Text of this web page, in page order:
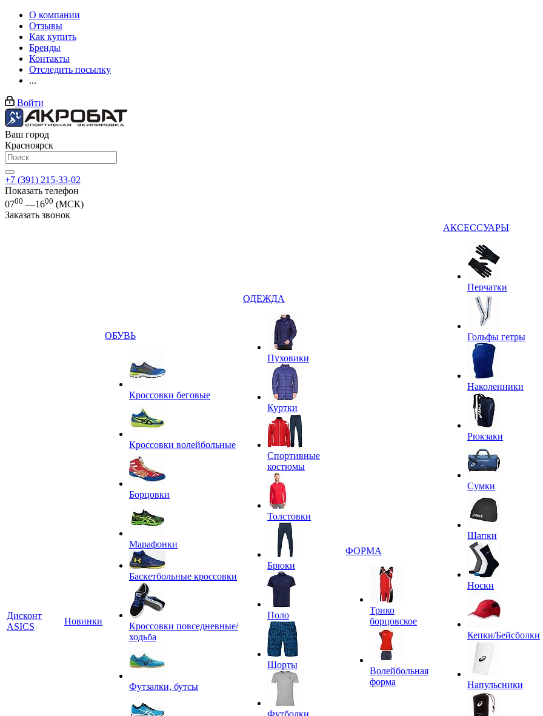
О компании
Отзывы
Как купить
Бренды
Контакты
Отследить посылку
...
Войти
Ваш город
Красноярск
+7 (391) 215-33-02
Показать телефон
0700 —1600 (МСК)
Заказать звонок
Дисконт
ASICS
Новинки
ОБУВЬ
Кроссовки беговые
Кроссовки волейбольные
Борцовки
Марафонки
Баскетбольные кроссовки
Кроссовки повседневные/
ходьба
Футзалки, бутсы
ОДЕЖДА
Пуховики
Куртки
Спортивные
костюмы
Толстовки
Брюки
Поло
Шорты
ФОРМА
Трико
борцовское
Волейбольная
форма
АКСЕССУАРЫ
Перчатки
Гольфы гетры
Наколенники
Рюкзаки
Сумки
Шапки
Носки
Кепки/Бейсболки
Напульсники